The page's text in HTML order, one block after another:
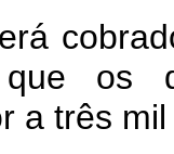
que os
a três